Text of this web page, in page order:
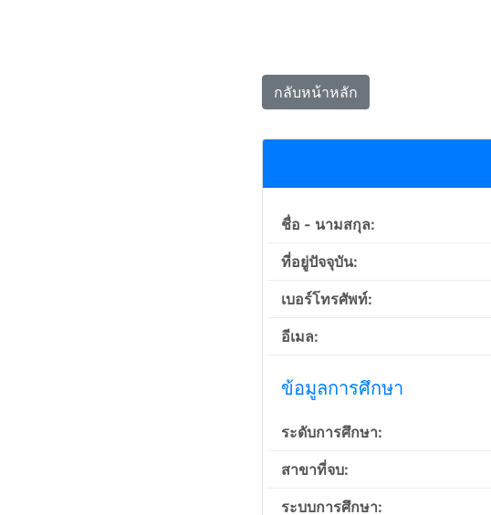
กลับหน้าหลัก
ชื่อ - นามสกุล:
ที่อยู่ปัจจุบัน:
เบอร์โทรศัพท์:
อีเมล:
ข้อมูลการศึกษา
ระดับการศึกษา:
สาขาที่จบ:
ระบบการศึกษา: